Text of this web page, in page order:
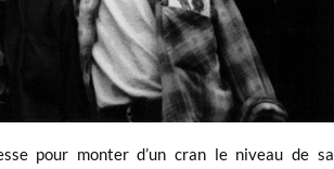
pour monter d’un cran le niveau de sa